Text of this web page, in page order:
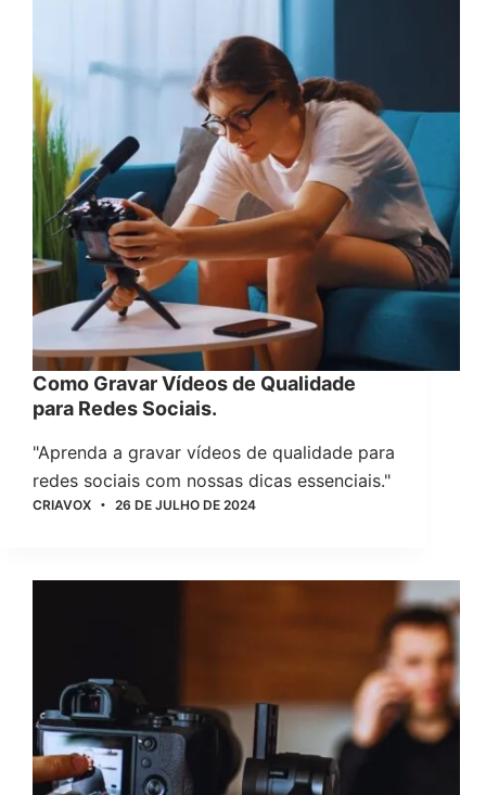
Como Gravar Vídeos de Qualidade
para Redes Sociais.
"Aprenda a gravar vídeos de qualidade para
redes sociais com nossas dicas essenciais."
CRIAVOX 26 DE JULHO DE 2024